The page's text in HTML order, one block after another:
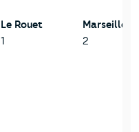
Le Rouet
1
Marseille 8
2